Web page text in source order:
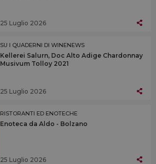
25 Luglio 2026
SU I QUADERNI DI WINENEWS
Kellerei Salurn, Doc Alto Adige Chardonnay
Musivum Tolloy 2021
25 Luglio 2026
RISTORANTI ED ENOTECHE
Enoteca da Aldo - Bolzano
25 Luglio 2026